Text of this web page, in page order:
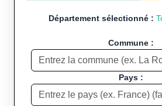
Département sélectionné :
Commune :
Pays :